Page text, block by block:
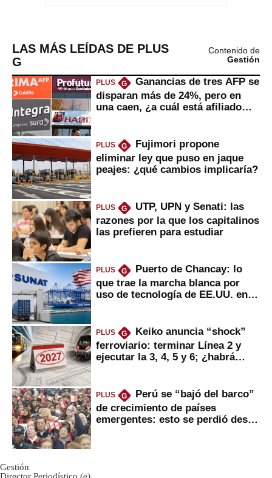
LAS MÁS LEÍDAS DE PLUS
G
Contenido de
Gestión
PLUS G
Ganancias de tres AFP se
disparan más de 24%, pero en
una caen, ¿a cuál está afiliado
PLUS G
Fujimori propone
eliminar ley que puso en jaque
peajes: ¿qué cambios implicaría?
PLUS G
UTP, UPN y Senati: las
razones por la que los capitalinos
las prefieren para estudiar
PLUS G
Puerto de Chancay: lo
que trae la marcha blanca por
uso de tecnología de EE.UU. en
PLUS G
Keiko anuncia “shock”
ferroviario: terminar Línea 2 y
ejecutar la 3, 4, 5 y 6; ¿habrá
PLUS G
Perú se “bajó del barco”
de crecimiento de países
emergentes: esto se perdió desde
Gestión
Director Periodístico (e)